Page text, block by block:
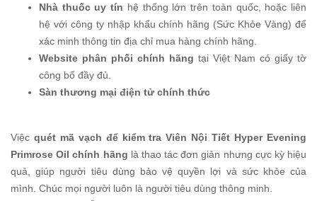
Nhà thuốc uy tín hệ thống lớn trên toàn quốc, hoặc liên
hệ với công ty nhập khẩu chính hãng (Sức Khỏe Vàng) để
xác minh thông tin địa chỉ mua hàng chính hãng.
Website phân phối chính hãng tại Việt Nam có giấy tờ
công bố đầy đủ.
Sàn thương mại điện tử chính thức
Việc quét mã vạch để kiểm tra Viên Nội Tiết Hyper Evening
Primrose Oil chính hãng là thao tác đơn giản nhưng cực kỳ hiệu
quả, giúp người tiêu dùng bảo vệ quyền lợi và sức khỏe của
mình. Chúc mọi người luôn là người tiêu dùng thông minh.